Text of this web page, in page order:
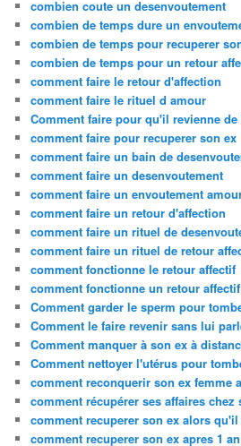
combien coute un desenvoutement
combien de temps dure un
combien de temps pour recuperer
combien de temps pour un retour
comment faire le retour d'affection
comment faire le rituel d amour
Comment faire pour qu'il revienne
comment faire pour recuperer son ex
comment faire un bain de
comment faire un desenvoutement
comment faire un envoutement
comment faire un retour d'affection
comment faire un rituel de
comment faire un rituel de retour
comment fonctionne le retour affectif
comment fonctionne un retour affectif
Comment garder le sperm pour
Comment le faire revenir sans lui
Comment manquer à son ex à
Comment nettoyer l'utérus pour
comment reconquerir son ex femme
comment récupérer ses affaires chez
comment recuperer son ex alors
comment recuperer son ex apres 1